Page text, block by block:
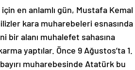
en anlamlı gün, Mustafa Kemal
kara muharebeleri esnasında
bir alanı muhalefet sahasına
yaptılar. Önce 9 Ağustos’ta 1.
muharebesinde Atatürk bu